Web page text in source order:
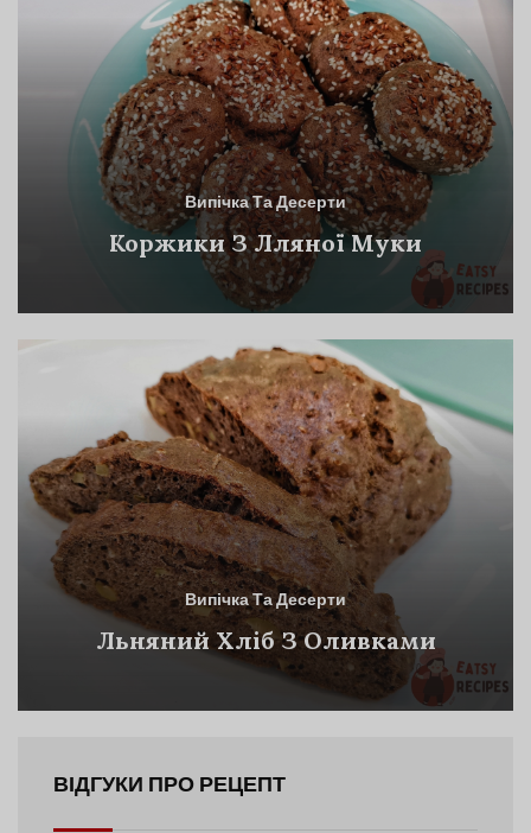
Випічка Та Десерти
Коржики З Лляної Муки
Випічка Та Десерти
Льняний Хліб З Оливками
ВІДГУКИ ПРО РЕЦЕПТ